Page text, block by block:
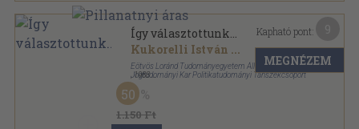
Így választottunk...
Kukorelli István ...
Eötvös Loránd Tudományegyetem Állam- és
Jogtudományi Kar Politikatudományi Tanszékcsoport
,1988
Ragasztott papírkötés
Politikatudományi füzetek sorozat
1.150 Ft
50
Kapható pont:
MEGNÉZEM